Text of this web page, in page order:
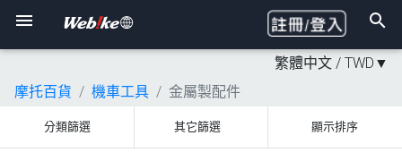
繁體中文 / TWD ▼
摩托百貨
機車工具 金屬製配件
分類篩選 其它篩選 顯示排序